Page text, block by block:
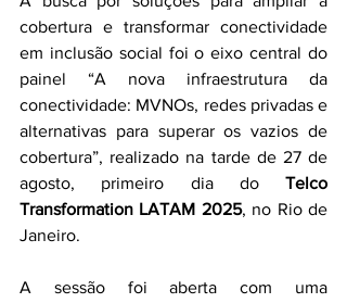
cobertura e transformar conectividade
em inclusão social foi o eixo central do
painel “A nova infraestrutura da
conectividade: MVNOs, redes privadas e
alternativas para superar os vazios de
cobertura”, realizado na tarde de 27 de
agosto, primeiro dia do Telco
Transformation LATAM 2025, no Rio de
Janeiro.
A sessão foi aberta com uma